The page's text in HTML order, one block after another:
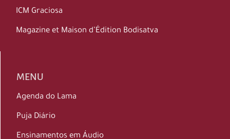
ICM Graciosa
Magazine et Maison d’Édition Bodisatva
MENU
Agenda do Lama
Puja Diário
Ensinamentos em Áudio